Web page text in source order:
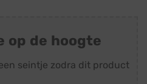
op de hoogte
seintje zodra dit product